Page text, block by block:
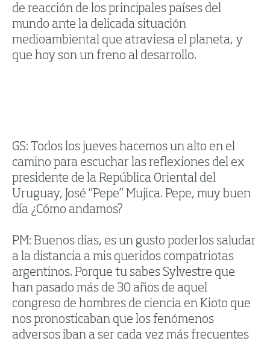
de reacción de los principales países del
mundo ante la delicada situación
medioambiental que atraviesa el planeta, y
que hoy son un freno al desarrollo.
GS: Todos los jueves hacemos un alto en el
camino para escuchar las reflexiones del ex
presidente de la República Oriental del
Uruguay, José “Pepe” Mujica. Pepe, muy buen
día ¿Cómo andamos?
PM: Buenos días, es un gusto poderlos saludar
a la distancia a mis queridos compatriotas
argentinos. Porque tu sabes Sylvestre que
han pasado más de 30 años de aquel
congreso de hombres de ciencia en Kioto que
nos pronosticaban que los fenómenos
adversos iban a ser cada vez más frecuentes